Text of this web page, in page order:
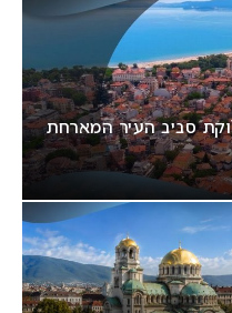
המחלוקת סביב העיר המארחת